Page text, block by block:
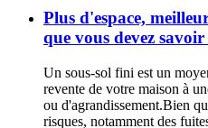
Plus d'espace,
que vous devez
Un sous-sol fini est un
revente de votre maison à
ou d'agrandissement.Bien
risques, notamment des